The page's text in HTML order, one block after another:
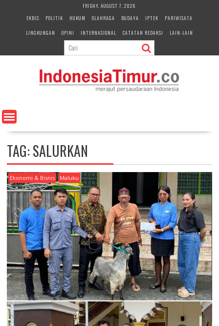
e
n
FRIDAY, AUGUST 7, 2026
EKBIS
POLITIK HUKUM OLAHRAGA BUDAYA IPTEK
PARIWISATA
LINGKUNGAN
OPINI INTERNASIONAL CATATAN REDAKSI LAIN-LAIN
TAG:SALURKAN
Ekonomi & Bisnis Maluku